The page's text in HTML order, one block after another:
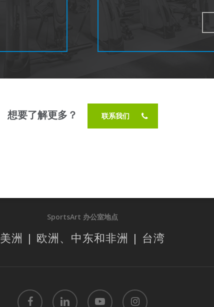
想要了解更多？ 联系我们
SportsArt 办公室地点
美洲 | 欧洲、中东和非洲 | 台湾
facebook linkedin youtube instagram